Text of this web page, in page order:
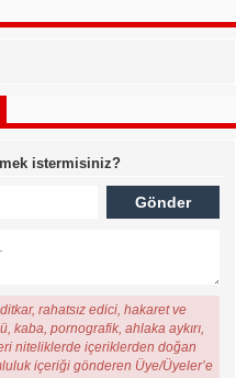
istermisiniz?
rahatsız edici, hakaret ve
kaba, pornografik, ahlaka aykırı,
niteliklerde içeriklerden doğan
içeriği gönderen Üye/Üyeler’e